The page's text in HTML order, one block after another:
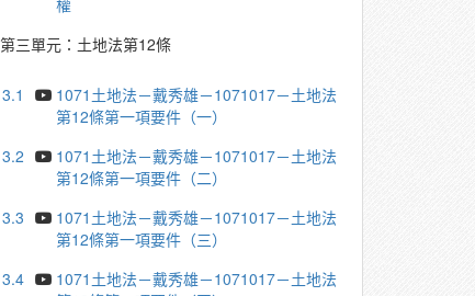
權
第三單元：土地法第12條
3.1
1071土地法－戴秀雄－1071017－土地法
第12條第一項要件（一）
3.2
1071土地法－戴秀雄－1071017－土地法
第12條第一項要件（二）
3.3
1071土地法－戴秀雄－1071017－土地法
第12條第一項要件（三）
3.4
1071土地法－戴秀雄－1071017－土地法